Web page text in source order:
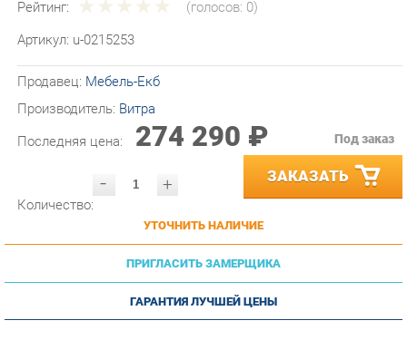
Артикул: u-0215253
Производитель:Витра
Последняя цена: 274 290 ₽
- ЗАКАЗАТЬ
УТОЧНИТЬ НАЛИЧИЕ
ПРИГЛАСИТЬ ЗАМЕРЩИКА
ГАРАНТИЯ ЛУЧШЕЙ ЦЕНЫ
Доставкапог. Екатеринбурги до ТК -бесплатна.